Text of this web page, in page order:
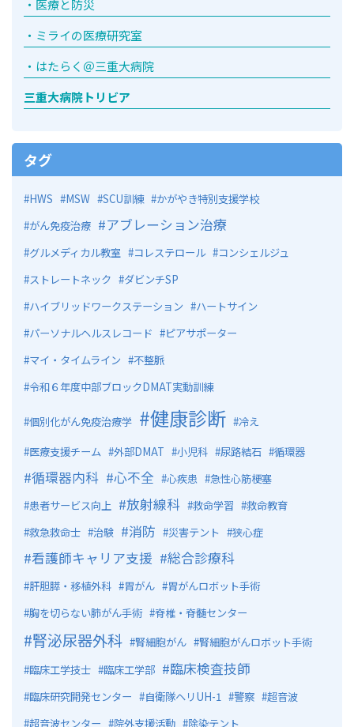
医療と防災
ミライの医療研究室
はたらく＠三重大病院
三重大病院トリビア
タグ
HWS MSW SCU訓練
かがやき特別支援学校
がん免疫治療
アブレーション治療
グルメディカル教室 コレステロール
コンシェルジュ
ストレートネック
ダビンチSP
ハイブリッドワークステーション
ハートサイン
パーソナルヘルスレコード
ピアサポーター
マイ・タイムライン
不整脈
令和６年度中部ブロックDMAT実動訓練
個別化がん免疫治療学 健康診断
冷え
医療支援チーム
外部DMAT 小児科 尿路結石 循環器
循環器内科 心不全 心疾患
急性心筋梗塞
患者サービス向上
放射線科 救命学習
救命教育
救急救命士
治験 消防 災害テント 狭心症
看護師キャリア支援 総合診療科
肝胆膵・移植外科 胃がん
胃がんロボット手術
胸を切らない肺がん手術
脊椎・脊髄センター
腎泌尿器外科 腎細胞がん
腎細胞がんロボット手術
臨床工学技士
臨床工学部 臨床検査技師
臨床研究開発センター 自衛隊ヘリUH-1 警察
超音波
超音波センター
院外支援活動 除染テント